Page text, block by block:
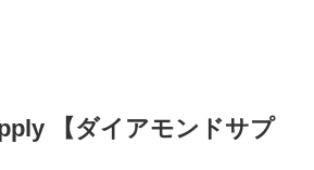
【ダイアモンドサプ